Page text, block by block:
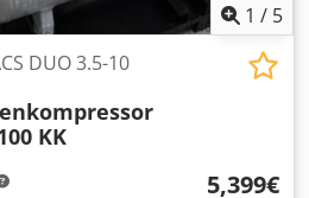
1 / 5
KK
‏5,399 ‏€